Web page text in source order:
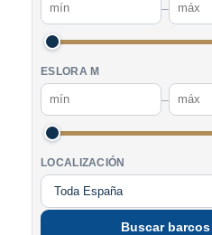
–
ESLORA M
–
LOCALIZACIÓN
Buscar barcos